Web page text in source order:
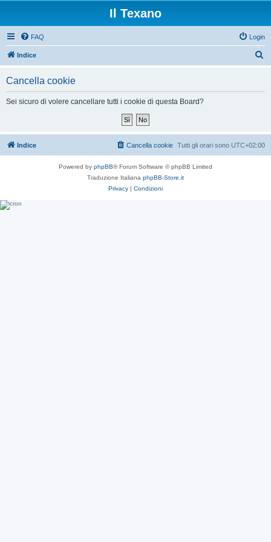
Il Texano
FAQ Login
Indice
Cancella cookie
Sei sicuro di volere cancellare tutti i cookie di questa Board?
Indice Tutti gli orari sono UTC+02:00
Cancella cookie
Powered by phpBB® Forum Software © phpBB Limited
Traduzione Italiana phpBB-Store.it
Privacy | Condizioni